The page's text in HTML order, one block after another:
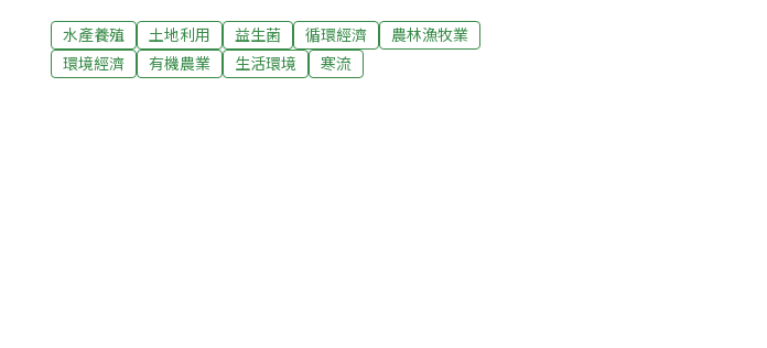
致凍傷的機率。他說，目前台江地區不少年輕養殖戶採用益生菌來抵抗寒
流減少寒害。他表示，自己魚塭試驗結果發現，寒冬魚蝦未吃完的飼料及
排泄物，原本容易污染水質，經使用後，可將水池底泥中的磷元素釋出，
水產養殖 土地利用 益生菌 循環經濟
農林漁牧業
環境經濟
有機農業 生活環境 寒流